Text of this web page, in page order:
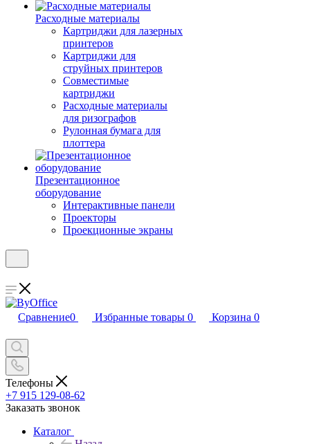
Расходные материалы
Картриджи для лазерных
принтеров
Картриджи для
струйных принтеров
Совместимые
картриджи
Расходные материалы
для ризографов
Рулонная бумага для
плоттера
Презентационное
оборудование
Интерактивные панели
Проекторы
Проекционные экраны
Сравнение0 Избранные товары 0 Корзина 0
Телефоны
+7 915 129-08-62
Заказать звонок
Каталог